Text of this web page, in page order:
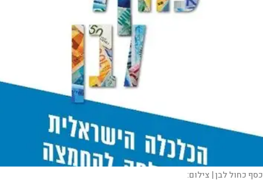
כסף כחול לבן | צילום: